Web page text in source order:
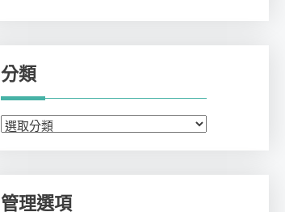
分類
分
管理選項